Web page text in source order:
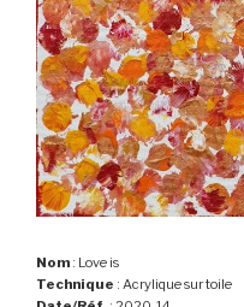
Nom : Love is
Technique : Acrylique sur toile